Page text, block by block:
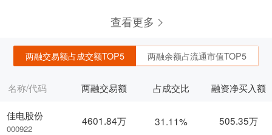
查看更多
两融交易额占成交额TOP5 两融余额占流通市值TOP5
名称/代码
佳电股份
000922
两融交易额 占成交比 融资净买入额
4601.84万 31.11% 505.35万